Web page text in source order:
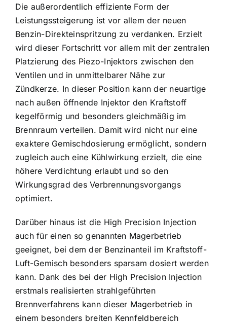
Die außerordentlich effiziente Form der
Leistungssteigerung ist vor allem der neuen
Benzin-Direkteinspritzung zu verdanken. Erzielt
wird dieser Fortschritt vor allem mit der zentralen
Platzierung des Piezo-Injektors zwischen den
Ventilen und in unmittelbarer Nähe zur
Zündkerze. In dieser Position kann der neuartige
nach außen öffnende Injektor den Kraftstoff
kegelförmig und besonders gleichmäßig im
Brennraum verteilen. Damit wird nicht nur eine
exaktere Gemischdosierung ermöglicht, sondern
zugleich auch eine Kühlwirkung erzielt, die eine
höhere Verdichtung erlaubt und so den
Wirkungsgrad des Verbrennungsvorgangs
optimiert.
Darüber hinaus ist die High Precision Injection
auch für einen so genannten Magerbetrieb
geeignet, bei dem der Benzinanteil im Kraftstoff-
Luft-Gemisch besonders sparsam dosiert werden
kann. Dank des bei der High Precision Injection
erstmals realisierten strahlgeführten
Brennverfahrens kann dieser Magerbetrieb in
einem besonders breiten Kennfeldbereich